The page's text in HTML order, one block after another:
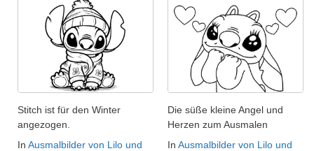
Stitch ist für den Winter
angezogen.
In Ausmalbilder von Lilo und
Die süße kleine Angel und
Herzen zum Ausmalen
In Ausmalbilder von Lilo und